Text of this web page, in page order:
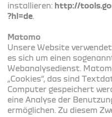
installieren: http://
?hl=de.
Matomo
Unsere Website
es sich um einen
Webanalysedienst.
„Cookies“, das sind
Computer gespeichert
eine Analyse der
ermöglichen. Zu diesem